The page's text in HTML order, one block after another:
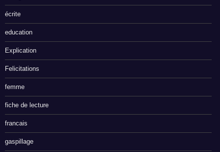
écrite
education
Explication
Felicitations
femme
fiche de lecture
francais
gaspillage